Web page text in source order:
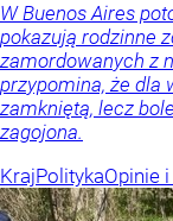
W Buenos Aires
pokazują rodzinne
zamordowanych z
przypomina, że dla
zamkniętą, lecz
zagojona.
KrajPolitykaOpinie